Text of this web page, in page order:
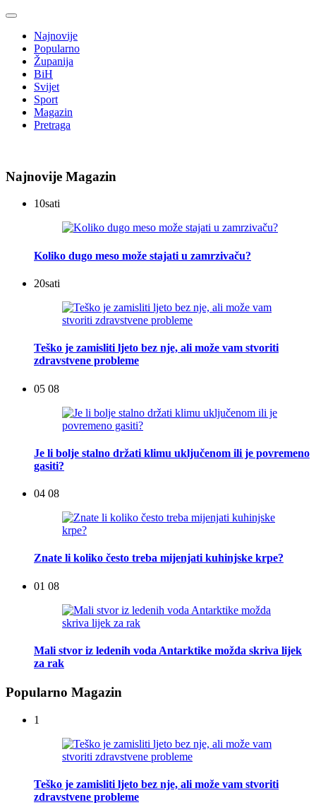
Najnovije
Popularno
Županija
BiH
Svijet
Sport
Magazin
Pretraga
Najnovije Magazin
10sati
Koliko dugo meso može stajati u zamrzivaču?
20sati
Teško je zamisliti ljeto bez nje, ali može vam stvoriti
zdravstvene probleme
05 08
Je li bolje stalno držati klimu uključenom ili je povremeno
gasiti?
04 08
Znate li koliko često treba mijenjati kuhinjske krpe?
01 08
Mali stvor iz ledenih voda Antarktike možda skriva lijek
za rak
Popularno Magazin
1
Teško je zamisliti ljeto bez nje, ali može vam stvoriti
zdravstvene probleme